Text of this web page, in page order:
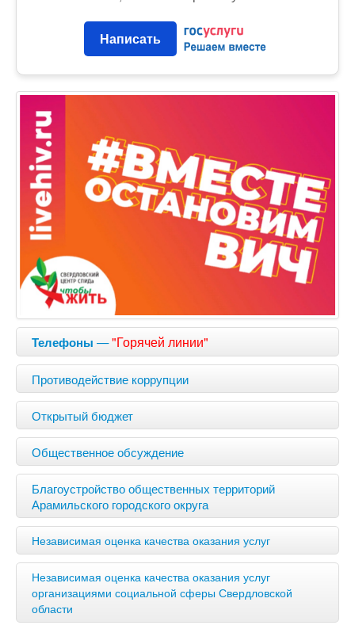
Написать
Телефоны —"Горячей линии"
Противодействие коррупции
Открытый бюджет
Общественное обсуждение
Благоустройство общественных территорий
Арамильского городского округа
Независимая оценка качества оказания услуг
Независимая оценка качества оказания услуг
организациями социальной сферы Свердловской
области